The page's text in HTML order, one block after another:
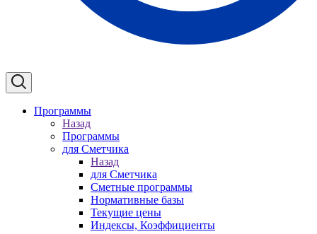
Программы
Назад
Программы
для Сметчика
Назад
для Сметчика
Сметные программы
Нормативные базы
Текущие цены
Индексы, Коэффициенты